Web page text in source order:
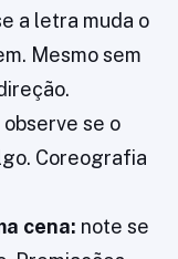
a letra muda o
Mesmo sem
observe se o
Coreografia
cena: note se